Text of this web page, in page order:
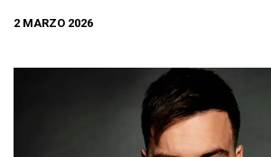
2 MARZO 2026